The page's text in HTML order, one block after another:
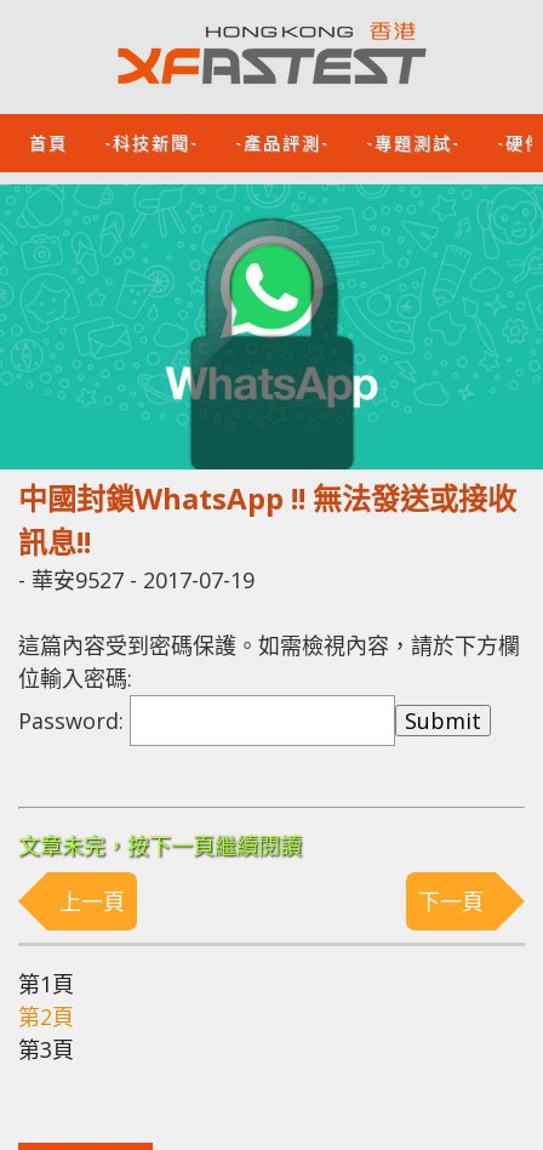
首頁 -科技新聞- -產品評測- -專題測試- -硬
中國封鎖WhatsApp !! 無法發送或接收
訊息!!
- 華安9527 - 2017-07-19
這篇內容受到密碼保護。如需檢視內容，請於下方欄
位輸入密碼:
Password:
文章未完，按下一頁繼續閱讀
上一頁
下一頁
第1頁
第2頁
第3頁